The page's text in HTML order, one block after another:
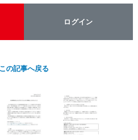
ログイン
この記事へ戻る